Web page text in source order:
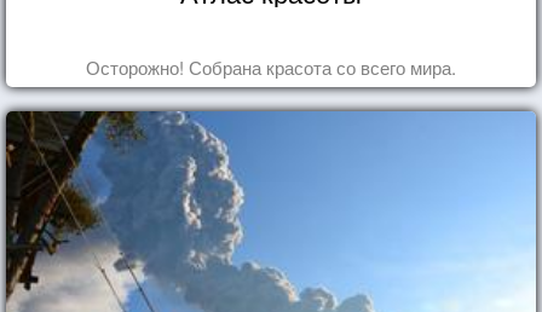
Осторожно! Собрана красота со всего мира.